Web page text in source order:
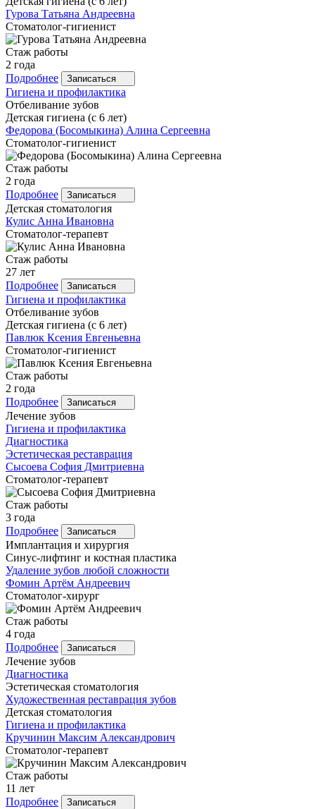
Гурова Татьяна Андреевна
Стоматолог-гигиенист
Стаж работы
2 года
Подробнее
Записаться
Гигиена и профилактика
Отбеливание зубов
Детская гигиена (с 6 лет)
Федорова (Босомыкина) Алина Сергеевна
Стоматолог-гигиенист
Стаж работы
2 года
Подробнее
Записаться
Детская стоматология
Кулис Анна Ивановна
Стоматолог-терапевт
Стаж работы
27 лет
Подробнее
Записаться
Гигиена и профилактика
Отбеливание зубов
Детская гигиена (с 6 лет)
Павлюк Ксения Евгеньевна
Стоматолог-гигиенист
Стаж работы
2 года
Подробнее
Записаться
Лечение зубов
Гигиена и профилактика
Диагностика
Эстетическая реставрация
Сысоева София Дмитриевна
Стоматолог-терапевт
Стаж работы
3 года
Подробнее
Записаться
Имплантация и хирургия
Синус-лифтинг и костная пластика
Удаление зубов любой сложности
Фомин Артём Андреевич
Стоматолог-хирург
Стаж работы
4 года
Подробнее
Записаться
Лечение зубов
Диагностика
Эстетическая стоматология
Художественная реставрация зубов
Детская стоматология
Гигиена и профилактика
Кручинин Максим Александрович
Стоматолог-терапевт
Стаж работы
11 лет
Подробнее
Записаться